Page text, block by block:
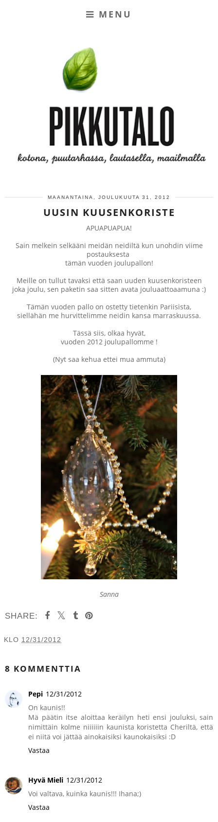
MENU
MAANANTAINA, JOULUKUUTA 31, 2012
UUSIN KUUSENKORISTE
APUAPUAPUA!
Sain melkein selkääni meidän neidiltä kun unohdin viime
postauksesta
tämän vuoden joulupallon!
Meille on tullut tavaksi että saan uuden kuusenkoristeen
joka joulu, sen paketin saa sitten avata jouluaattoaamuna :)
Tämän vuoden pallo on ostetty tietenkin Pariisista,
siellähän me hurvittelimme neidin kansa marraskuussa.
Tässä siis, olkaa hyvät,
vuoden 2012 joulupallomme !
(Nyt saa kehua ettei mua ammuta)
Sanna
SHARE:
KLO 12/31/2012
8 KOMMENTTIA
Pepi 12/31/2012
On kaunis!!
Mä päätin itse aloittaa keräilyn heti ensi jouluksi, sain
nimittäin kolme niiiiiin kaunista koristetta Cheriltä, että
ei niitä voi jättää ainokaisiksi kaunokaisiksi :D
Vastaa
Hyvä Mieli 12/31/2012
Voi valtava, kuinka kaunis!!! Ihana;)
Vastaa